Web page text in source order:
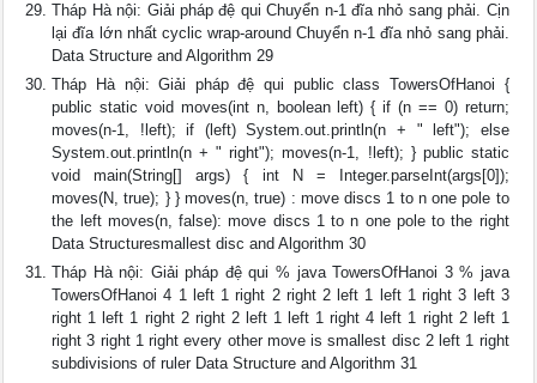
Tháp Hà nội: Giải pháp đệ qui Chuyển n-1 đĩa nhỏ sang phải. Cịn
lại đĩa lớn nhất cyclic wrap-around Chuyển n-1 đĩa nhỏ sang phải.
Data Structure and Algorithm 29
Tháp Hà nội: Giải pháp đệ qui public class TowersOfHanoi {
public static void moves(int n, boolean left) { if (n == 0) return;
moves(n-1, !left); if (left) System.out.println(n + " left"); else
System.out.println(n + " right"); moves(n-1, !left); } public static
void main(String[] args) { int N = Integer.parseInt(args[0]);
moves(N, true); } } moves(n, true) : move discs 1 to n one pole to
the left moves(n, false): move discs 1 to n one pole to the right
Data Structuresmallest disc and Algorithm 30
Tháp Hà nội: Giải pháp đệ qui % java TowersOfHanoi 3 % java
TowersOfHanoi 4 1 left 1 right 2 right 2 left 1 left 1 right 3 left 3
right 1 left 1 right 2 right 2 left 1 left 1 right 4 left 1 right 2 left 1
right 3 right 1 right every other move is smallest disc 2 left 1 right
subdivisions of ruler Data Structure and Algorithm 31